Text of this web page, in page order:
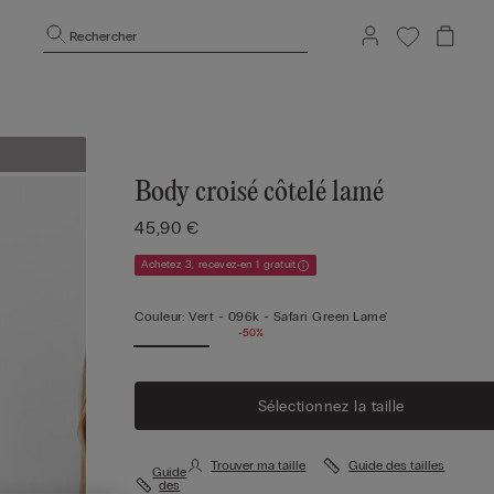
Rechercher
Body croisé côtelé lamé
45,90 €
Achetez 3, recevez-en 1 gratuit
Couleur: Vert - 096k - Safari Green Lame'
-50%
Sélectionnez la taille
Guide
des
Trouver ma taille Guide des tailles